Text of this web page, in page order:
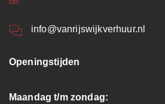
info@vanrijswijkverhuur.nl
Openingstijden
Maandag t/m zondag: